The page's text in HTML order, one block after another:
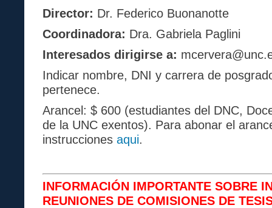
Director: Dr. Federico Buonanotte
Coordinadora: Dra. Gabriela Paglini
Interesados dirigirse a:
Indicar nombre, DNI y carrera de
pertenece.
Arancel: $ 600 (estudiantes del DNC,
de la UNC exentos). Para abonar el
instrucciones aqui.
INFORMACIÓN IMPORTANTE SOBRE
REUNIONES DE COMISIONES DE